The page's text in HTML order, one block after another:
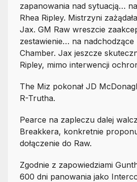
zapanowania nad sytuacją…
Rhea Ripley. Mistrzyni
Jax. GM Raw wreszcie
zestawienie… na nadchodzące
Chamber. Jax jeszcze
Ripley, mimo interwencji
The Miz pokonał JD
R-Trutha.
Pearce na zapleczu dalej
Breakkera, konkretnie
dołączenie do Raw.
Zgodnie z zapowiedziami
600 dni panowania jako